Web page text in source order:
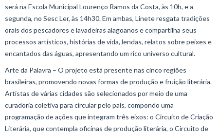
será na Escola Municipal Lourenço Ramos da Costa, às 10h, e a
segunda, no Sesc Ler, às 14h30. Em ambas, Linete resgata tradições
orais dos pescadores e lavadeiras alagoanos e compartilha seus
processos artísticos, histórias de vida, lendas, relatos sobre peixes e
encantados das águas, apresentando um rico universo cultural.
Arte da Palavra – O projeto está presente nas cinco regiões
brasileiras, promovendo novas formas de produção e fruição literária.
Artistas de várias cidades são selecionados por meio de uma
curadoria coletiva para circular pelo país, compondo uma
programação de ações que integram três eixos: o Circuito de Criação
Literária, que contempla oficinas de produção literária, o Circuito de